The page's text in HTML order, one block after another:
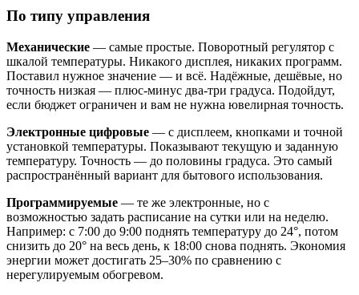
По типу управления
Механические — самые простые. Поворотный регулятор с
шкалой температуры. Никакого дисплея, никаких программ.
Поставил нужное значение — и всё. Надёжные, дешёвые, но
точность низкая — плюс-минус два-три градуса. Подойдут,
если бюджет ограничен и вам не нужна ювелирная точность.
Электронные цифровые — с дисплеем, кнопками и точной
установкой температуры. Показывают текущую и заданную
температуру. Точность — до половины градуса. Это самый
распространённый вариант для бытового использования.
Программируемые — те же электронные, но с
возможностью задать расписание на сутки или на неделю.
Например: с 7:00 до 9:00 поднять температуру до 24°, потом
снизить до 20° на весь день, к 18:00 снова поднять. Экономия
энергии может достигать 25–30% по сравнению с
нерегулируемым обогревом.